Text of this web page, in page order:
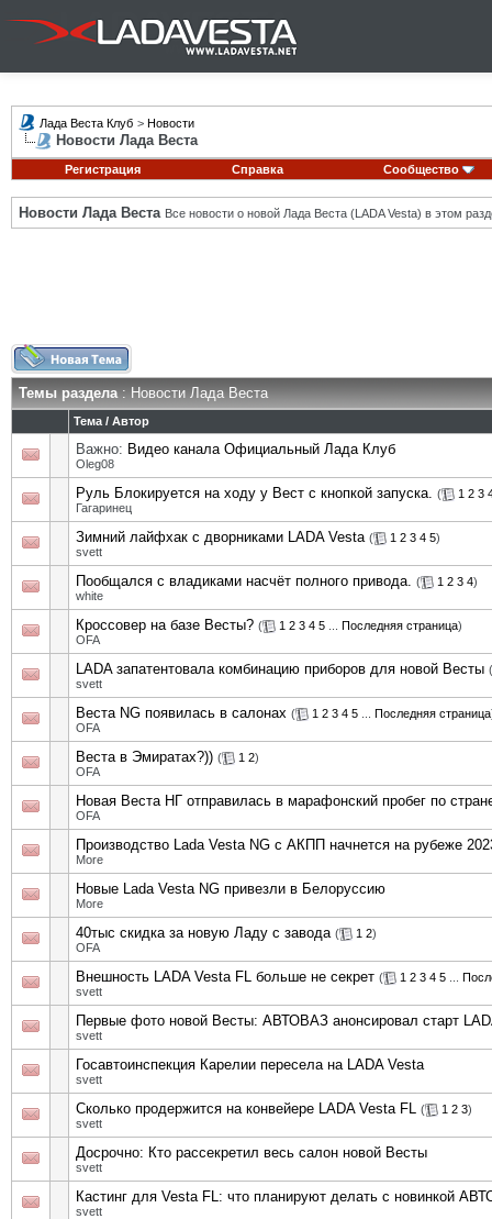
Лада Веста Клуб > Новости
Новости Лада Веста
Регистрация Справка Сообщество
Новости Лада Веста Все новости о новой Лада Веста (LADA Vesta) в этом
Темы раздела: Новости Лада Веста
Тема / Автор
Важно: Видео канала Официальный Лада Клуб
Oleg08
Руль Блокируется на ходу у Вест с кнопкой запуска. ( 1 2 3
Гагаринец
Зимний лайфхак с дворниками LADA Vesta ( 1 2 3 4 5)
svett
Пообщался с владиками насчёт полного привода. ( 1 2 3 4)
white
Кроссовер на базе Весты? ( 1 2 3 4 5 Последняя страница)
OFA
LADA запатентовала комбинацию приборов для новой Весты (
svett
Веста NG появилась в салонах ( 1 2 3 4 5 Последняя страница
OFA
Веста в Эмиратах?)) ( 1 2)
OFA
Новая Веста НГ отправилась в марафонский пробег по
OFA
Производство Lada Vesta NG с АКПП начнется на рубеже
More
Новые Lada Vesta NG привезли в Белоруссию
More
40тыс скидка за новую Ладу с завода ( 1 2)
OFA
Внешность LADA Vesta FL больше не секрет ( 1 2 3 4 5
svett
Первые фото новой Весты: АВТОВАЗ анонсировал старт
svett
Госавтоинспекция Карелии пересела на LADA Vesta
svett
Сколько продержится на конвейере LADA Vesta FL ( 1 2 3)
svett
Досрочно: Кто рассекретил весь салон новой Весты
svett
Кастинг для Vesta FL: что планируют делать с новинкой
svett